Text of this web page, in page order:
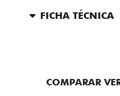
FICHA TÉCNICA
COMPARAR